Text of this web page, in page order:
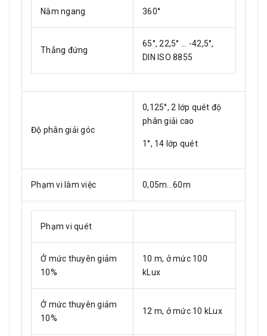
Nằm ngang 360°
Thẳng đứng
65°, 22,5° ... -42,5°,
DIN ISO 8855
Độ phân giải góc
0,125°, 2 lớp quét độ
phân giải cao
1°, 14 lớp quét
Phạm vi làm việc 0,05m...60m
Phạm vi quét
Ở mức thuyên giảm
10%
10 m, ở mức 100
kLux
Ở mức thuyên giảm
10%
12 m, ở mức 10 kLux